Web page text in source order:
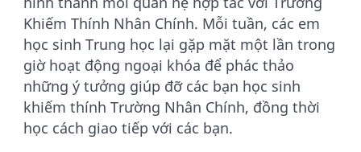
Khiếm Thính Nhân Chính. Mỗi tuần, các em
học sinh Trung học lại gặp mặt một lần trong
giờ hoạt động ngoại khóa để phác thảo
những ý tưởng giúp đỡ các bạn học sinh
khiếm thính Trường Nhân Chính, đồng thời
học cách giao tiếp với các bạn.